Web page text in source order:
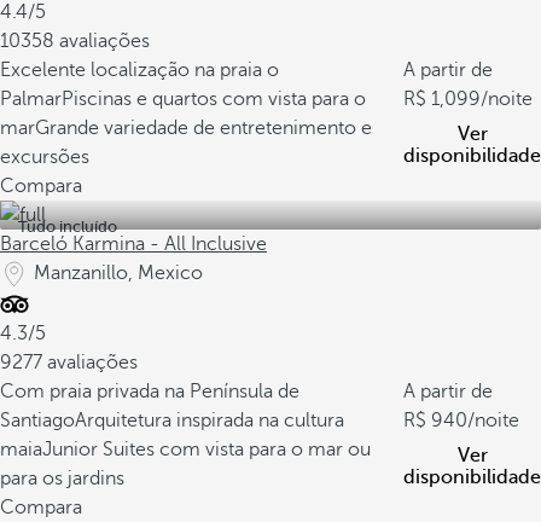
4.4/5
10358 avaliações
Excelente localização na praia o
PalmarPiscinas e quartos com vista para o
marGrande variedade de entretenimento e
excursões
A partir de
1,099/noite
Ver
disponibilidade
Compara
Tudo incluído
Barceló Karmina - All Inclusive
Manzanillo, Mexico
4.3/5
9277 avaliações
Com praia privada na Península de
SantiagoArquitetura inspirada na cultura
maiaJunior Suites com vista para o mar ou
para os jardins
A partir de
940/noite
Ver
disponibilidade
Compara